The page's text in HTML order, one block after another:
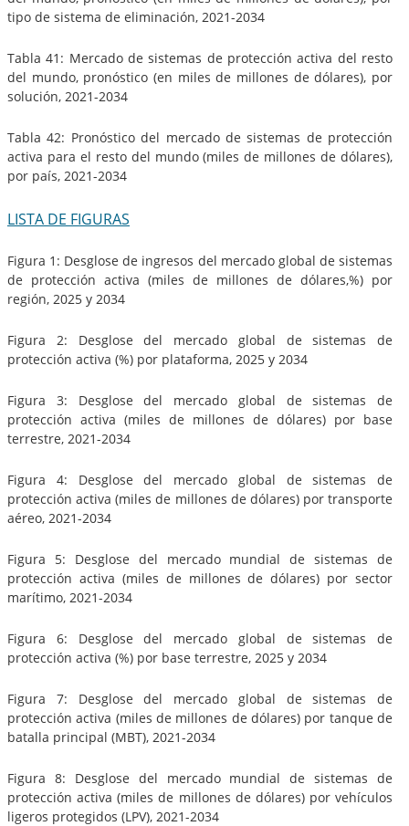
tipo de sistema de eliminación, 2021-2034
Tabla 41: Mercado de sistemas de protección activa del resto
del mundo, pronóstico (en miles de millones de dólares), por
solución, 2021-2034
Tabla 42: Pronóstico del mercado de sistemas de protección
activa para el resto del mundo (miles de millones de dólares),
por país, 2021-2034
LISTA DE FIGURAS
Figura 1: Desglose de ingresos del mercado global de sistemas
de protección activa (miles de millones de dólares,%) por
región, 2025 y 2034
Figura 2: Desglose del mercado global de sistemas de
protección activa (%) por plataforma, 2025 y 2034
Figura 3: Desglose del mercado global de sistemas de
protección activa (miles de millones de dólares) por base
terrestre, 2021-2034
Figura 4: Desglose del mercado global de sistemas de
protección activa (miles de millones de dólares) por transporte
aéreo, 2021-2034
Figura 5: Desglose del mercado mundial de sistemas de
protección activa (miles de millones de dólares) por sector
marítimo, 2021-2034
Figura 6: Desglose del mercado global de sistemas de
protección activa (%) por base terrestre, 2025 y 2034
Figura 7: Desglose del mercado global de sistemas de
protección activa (miles de millones de dólares) por tanque de
batalla principal (MBT), 2021-2034
Figura 8: Desglose del mercado mundial de sistemas de
protección activa (miles de millones de dólares) por vehículos
ligeros protegidos (LPV), 2021-2034